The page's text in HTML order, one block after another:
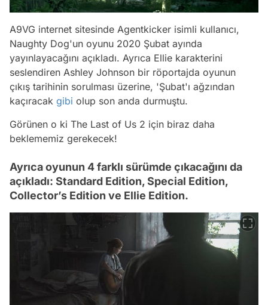
A9VG internet sitesinde Agentkicker isimli kullanıcı,
Naughty Dog'un oyunu 2020 Şubat ayında
yayınlayacağını açıkladı. Ayrıca Ellie karakterini
seslendiren Ashley Johnson bir röportajda oyunun
çıkış tarihinin sorulması üzerine, 'Şubat'ı ağzından
kaçıracak gibi olup son anda durmuştu.
Görünen o ki The Last of Us 2 için biraz daha
beklememiz gerekecek!
Ayrıca oyunun 4 farklı sürümde çıkacağını da
açıkladı: Standard Edition, Special Edition,
Collector’s Edition ve Ellie Edition.